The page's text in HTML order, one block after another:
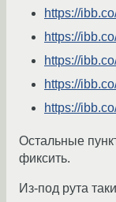
https://
https://
https://
https://
https://
Остальные
фиксить.
Из-под рута